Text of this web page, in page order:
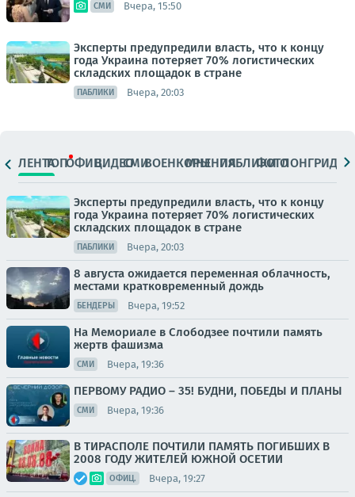
СМИ Вчера, 15:50
Эксперты предупредили власть, что к концу
года Украина потеряет 70% логистических
складских площадок в стране
ПАБЛИКИ Вчера, 20:03
ЛЕНТАТОПОФИЦ.ВИДЕОСМИВОЕНКОРЫМНЕНИЯПАБЛИКИ
ФОТОЛОНГРИДЫ
Эксперты предупредили власть, что к концу
года Украина потеряет 70% логистических
складских площадок в стране
ПАБЛИКИ Вчера, 20:03
8 августа ожидается переменная облачность,
местами кратковременный дождь
БЕНДЕРЫ Вчера, 19:52
На Мемориале в Слободзее почтили память
жертв фашизма
СМИ Вчера, 19:36
ПЕРВОМУ РАДИО – 35! БУДНИ, ПОБЕДЫ И ПЛАНЫ
СМИ Вчера, 19:36
В ТИРАСПОЛЕ ПОЧТИЛИ ПАМЯТЬ ПОГИБШИХ В
2008 ГОДУ ЖИТЕЛЕЙ ЮЖНОЙ ОСЕТИИ
ОФИЦ. Вчера, 19:27